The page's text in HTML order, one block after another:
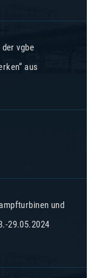
vgbe
aus
und
29.05.2024